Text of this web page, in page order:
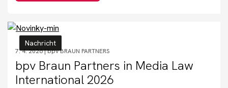
Nachricht
7. 4. 2026 |bpv BRAUN PARTNERS
bpv Braun Partners in Media Law
International 2026